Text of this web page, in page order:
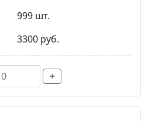
999 шт.
3300 руб.
+